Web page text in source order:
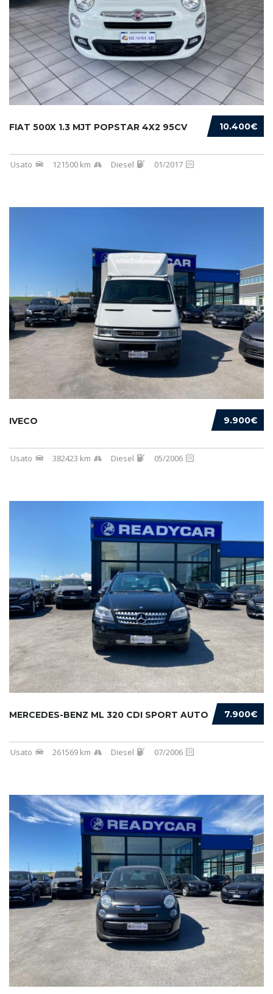
10.400€
FIAT 500X 1.3 MJT POPSTAR 4X2 95CV
Usato 121500 km Diesel 01/2017
9.900€
IVECO
Usato 382423 km Diesel 05/2006
7.900€
MERCEDES-BENZ ML 320 CDI SPORT AUTO
Usato 261569 km Diesel 07/2006